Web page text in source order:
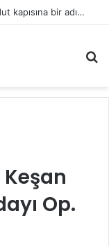
İl Genel Meclisi’nde Edirne’yi deniz hudut kapısına bir adım daha yaklaştıran Enez Limanı kararı
...
Keşan
Op.